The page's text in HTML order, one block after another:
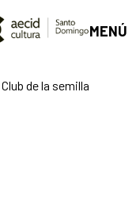
MENÚ
Club de la semilla